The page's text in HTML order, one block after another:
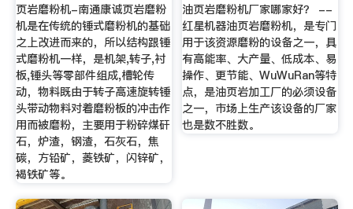
页岩磨粉机-南通康诚页岩磨粉
机是在传统的锤式磨粉机的基础
之上改进而来的，所以结构跟锤
式磨粉机一样，是机架,转子,衬
板,锤头等零部件组成,槽轮传
动，物料既由于转子高速旋转锤
头带动物料对着磨粉板的冲击作
用而被磨粉，主要用于粉碎煤矸
石，炉渣，钢渣，石灰石，焦
碳，方铅矿，菱铁矿，闪锌矿，
褐铁矿等。
油页岩磨粉机厂家哪家好？ --
红星机器油页岩磨粉机，是专门
用于该资源磨粉的设备之一，具
有高能率、大产量、低成本、易
操作、更节能、WuWuRan等特
点，是油页岩加工厂的必须设备
之一，市场上生产该设备的厂家
也是数不胜数。